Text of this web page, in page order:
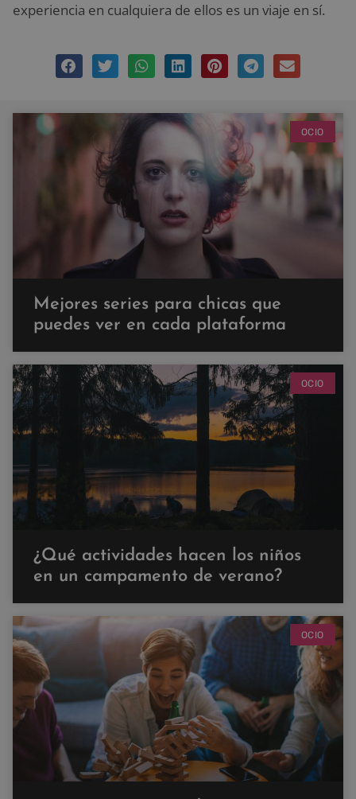
experiencia en cualquiera de ellos es un viaje en sí.
OCIO
Mejores series para chicas que
puedes ver en cada plataforma
OCIO
¿Qué actividades hacen los niños
en un campamento de verano?
OCIO